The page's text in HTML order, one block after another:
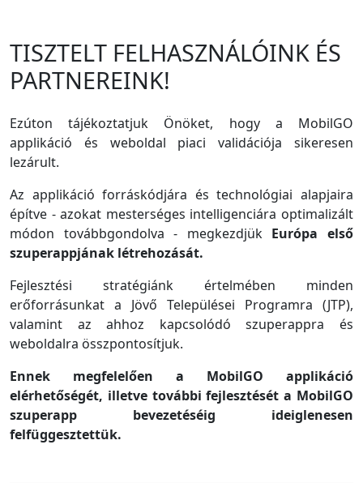
TISZTELT FELHASZNÁLÓINK ÉS
PARTNEREINK!
Ezúton tájékoztatjuk Önöket, hogy a MobilGO
applikáció és weboldal piaci validációja sikeresen
lezárult.
Az applikáció forráskódjára és technológiai alapjaira
építve - azokat mesterséges intelligenciára optimalizált
módon továbbgondolva - megkezdjük Európa első
szuperappjának létrehozását.
Fejlesztési stratégiánk értelmében minden
erőforrásunkat a Jövő Települései Programra (JTP),
valamint az ahhoz kapcsolódó szuperappra és
weboldalra összpontosítjuk.
Ennek megfelelően a MobilGO applikáció
elérhetőségét, illetve további fejlesztését a MobilGO
szuperapp bevezetéséig ideiglenesen
felfüggesztettük.